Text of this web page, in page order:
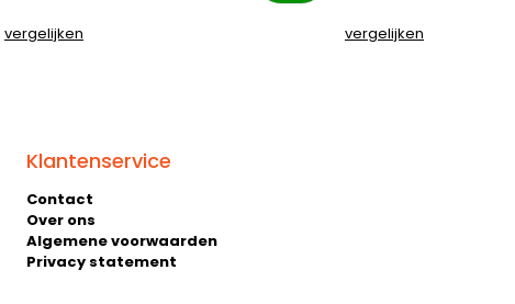
vergelijken vergelijken
Klantenservice
Contact
Over ons
Algemene voorwaarden
Privacy statement